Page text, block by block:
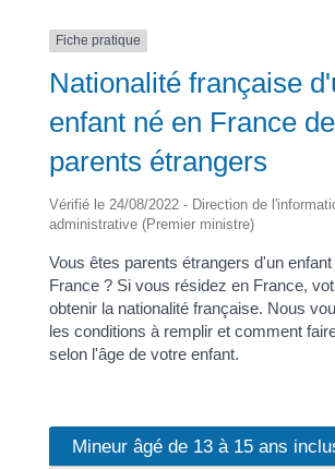
Fiche pratique
Nationalité française
enfant né en France de
parents étrangers
Vérifié le 24/08/2022 - Direction de
administrative (Premier ministre)
Vous êtes parents étrangers d'un enfant
France ? Si vous résidez en France,
obtenir la nationalité française. Nous
les conditions à remplir et comment
selon l'âge de votre enfant.
Mineur âgé de 13 à 15 ans